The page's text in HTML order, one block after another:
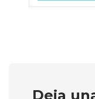
Deja